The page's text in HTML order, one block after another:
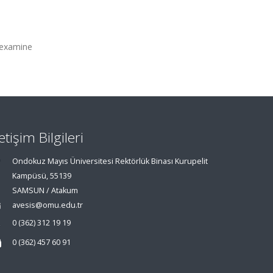
Bilgileri
Ondokuz Mayıs Üniversitesi Rektörlük Binası Kurupelit
Kampüsü, 55139
SAMSUN / Atakum
avesis@omu.edu.tr
0 (362) 312 19 19
0 (362) 457 60 91